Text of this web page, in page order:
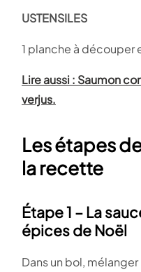
USTENSILES
1 planche à découper
Lire aussi : Saumon
verjus.
Les étapes
la recette
Étape 1 – La
épices de Noël
Dans un bol,